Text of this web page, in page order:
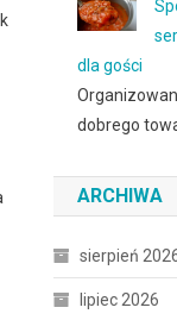
dla gości
dobrego
ARCHIWA
sierpień
lipiec 2026